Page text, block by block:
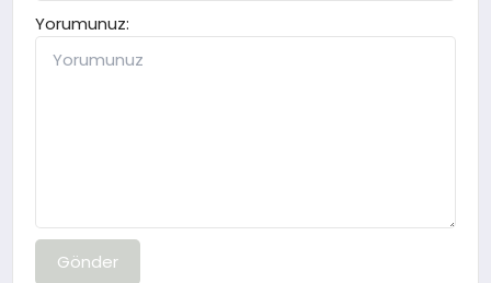
Yorumunuz:
Gönder